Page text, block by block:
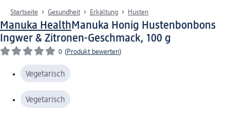
Startseite Gesundheit Erkältung Husten
Manuka HealthManuka Honig Hustenbonbons
Ingwer & Zitronen-Geschmack, 100 g
0 (Produkt bewerten)
Vegetarisch
Vegetarisch